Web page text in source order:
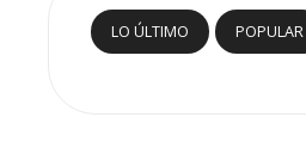
LO ÚLTIMO POPULAR